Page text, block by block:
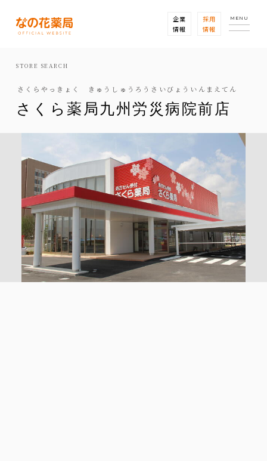
企業
情報
採用
情報
MENU
STORE SEARCH
さくらやっきょく きゅうしゅうろうさいびょういんまえてん
さくら薬局九州労災病院前店